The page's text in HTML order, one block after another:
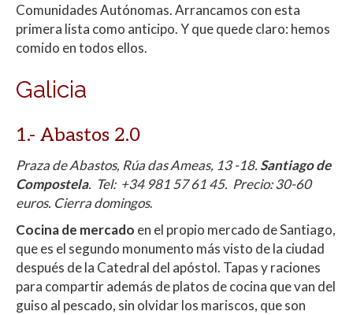
Comunidades Autónomas. Arrancamos con esta
primera lista como anticipo. Y que quede claro: hemos
comido en todos ellos.
Galicia
1.- Abastos 2.0
Praza de Abastos, Rúa das Ameas, 13 -18. Santiago de
Compostela. Tel: +34 981 57 61 45. Precio: 30-60
euros. Cierra domingos.
Cocina de mercado en el propio mercado de Santiago,
que es el segundo monumento más visto de la ciudad
después de la Catedral del apóstol. Tapas y raciones
para compartir además de platos de cocina que van del
guiso al pescado, sin olvidar los mariscos, que son